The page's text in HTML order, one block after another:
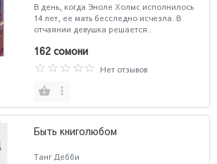
В день, когда Эноле Холмс исполнилось
14 лет, ее мать бесследно исчезла. В
отчаянии девушка решается..
162 сомони
Нет отзывов
Быть книголюбом
Танг Дебби